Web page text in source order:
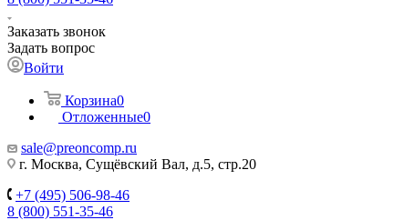
Заказать звонок
Задать вопрос
Войти
Корзина0
Отложенные0
sale@preoncomp.ru
г. Москва, Сущёвский Вал, д.5, стр.20
+7 (495) 506-98-46
8 (800) 551-35-46